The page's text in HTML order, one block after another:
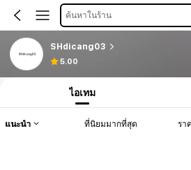
ค้นหาในร้าน
SHdicang03
5.00
ไอเทม
แนะนำ ที่นิยมมากที่สุด รา